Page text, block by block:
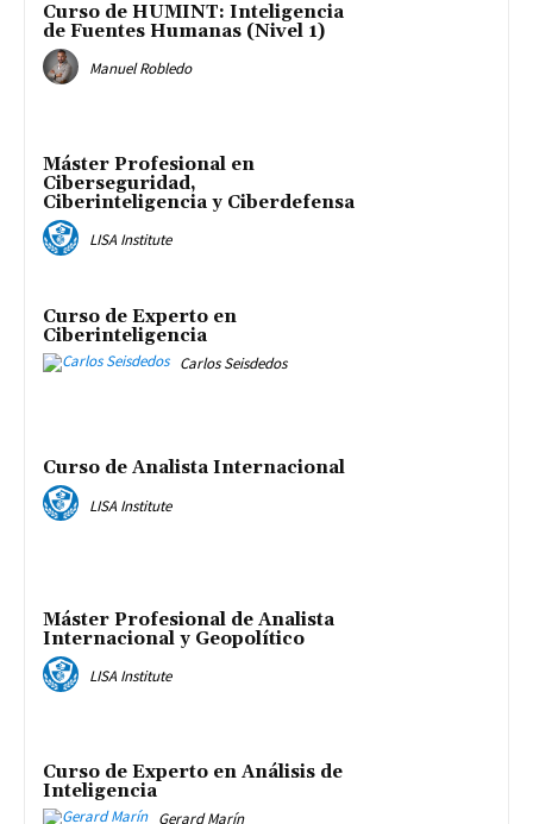
Curso de HUMINT: Inteligencia
de Fuentes Humanas (Nivel 1)
Manuel Robledo
Máster Profesional en
Ciberseguridad,
Ciberinteligencia y Ciberdefensa
LISA Institute
Curso de Experto en
Ciberinteligencia
Carlos Seisdedos
Curso de Analista Internacional
LISA Institute
Máster Profesional de Analista
Internacional y Geopolítico
LISA Institute
Curso de Experto en Análisis de
Inteligencia
Gerard Marín